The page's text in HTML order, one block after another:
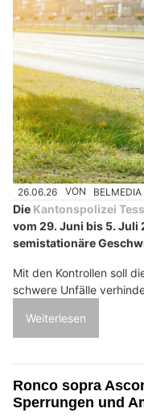
26.06.26 VON
Die Kantonspolizei
vom 29. Juni bis 5. Juli
semistationäre
Mit den Kontrollen soll
schwere Unfälle
Weiterlesen
Ronco sopra
Sperrungen und